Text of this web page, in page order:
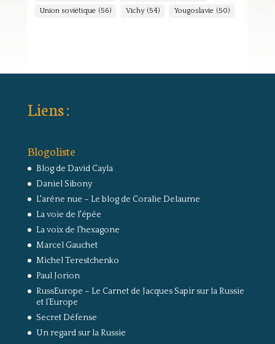
Union soviétique (56) Vichy (54) Yougoslavie (50)
Liens :
Blogoliste
Blog de David Cayla
Daniel Sibony
L'arêne nue – Le blog de Coralie Delaume
La voie de l'épée
La voix de l'hexagone
Marcel Gauchet
Michel Terestchenko
Paul Jorion
RussEurope – Le Carnet de Jacques Sapir sur la Russie
et l’Europe
Secret Défense
Un regard sur la Russie